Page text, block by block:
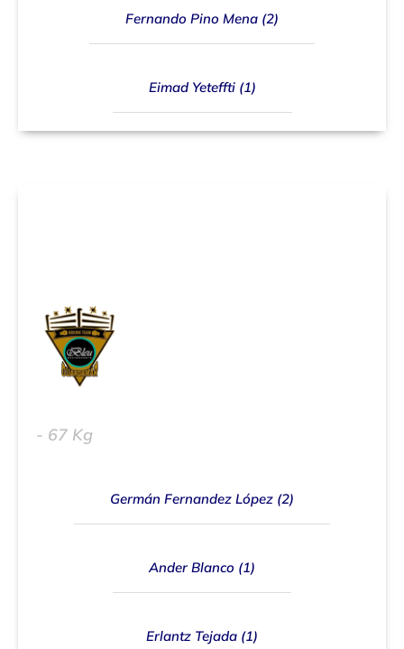
Fernando Pino Mena (2)
Eimad Yeteffti (1)
- 67 Kg
Germán Fernandez López (2)
Ander Blanco (1)
Erlantz Tejada (1)